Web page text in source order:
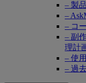
– 製
–
– コ
– 副
理計
– 使
– 過